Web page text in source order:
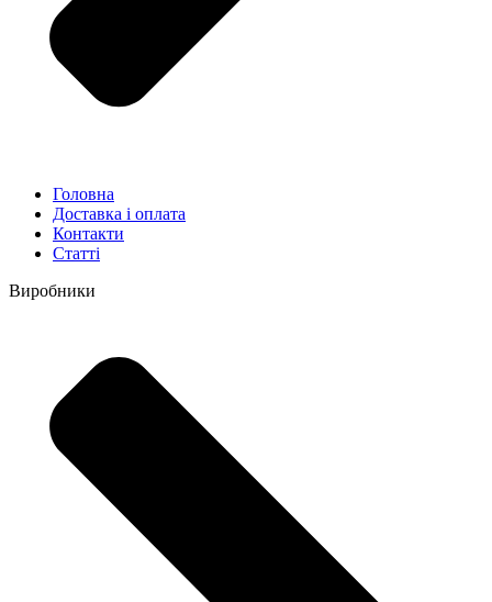
Головна
Доставка і оплата
Контакти
Статті
Виробники